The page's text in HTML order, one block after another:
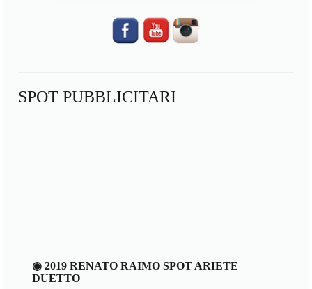
SPOT PUBBLICITARI
◉ 2019 RENATO RAIMO SPOT ARIETE
DUETTO